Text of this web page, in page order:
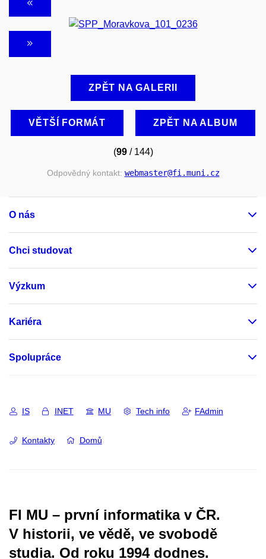
ZPĚT NA GALERII
VĚTŠÍ FORMÁT ZPĚT NA ALBUM
(99/ 144)
Odpovědný kontakt: webmaster@fi.muni.cz
O nás
Chci studovat
Výzkum
Kariéra
Spolupráce
IS INET MU Tech info FAdmin
Kontakty Domů
FI MU – první informatika v ČR.
V historii, ve vědě, ve svobodě
studia. Od roku 1994 dodnes.